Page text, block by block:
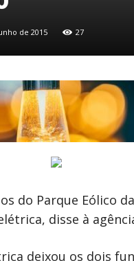
de 2015 27
do Parque Eólico
disse à
deixou os dois